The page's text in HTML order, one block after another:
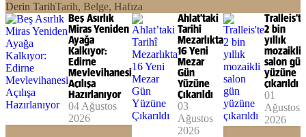
Derin TarihTarih, Belge, Hafıza
Beş Asırlık
Miras Yeniden
Ayağa
Kalkıyor:
Edirne
Mevlevihanesi
Açılışa
Hazırlanıyor
04 Ağustos
2026
Ahlat’taki
Tarihî
Mezarlıkta
16 Yeni
Mezar
Gün
Yüzüne
Çıkarıldı
03
Ağustos
2026
Tralleis'te
2 bin
yıllık
mozaikli
salon gün
yüzüne
çıkarıldı
01
Ağustos
2026